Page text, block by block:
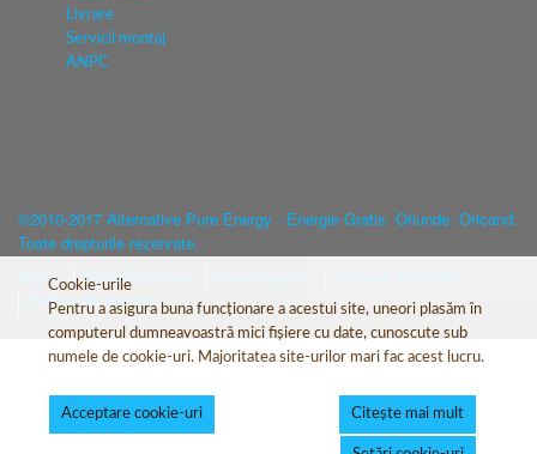
Livrare
Servicii montaj
ANPC
©2010-2017 Alternative Pure Energy - Energie Gratis. Oriunde. Oricand.
Toate drepturile rezervate.
Acasa Magazin Online
Politica de returnari
Cookie-urile
Pentru a asigura buna funcționare a acestui site, uneori plasăm în
computerul dumneavoastră mici fișiere cu date, cunoscute sub
numele de cookie-uri. Majoritatea site-urilor mari fac acest lucru.
Acceptare cookie-uri Citește mai mult